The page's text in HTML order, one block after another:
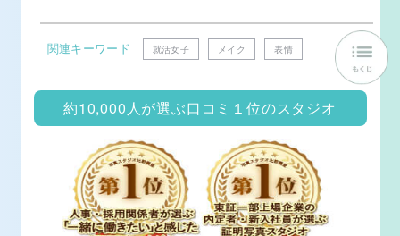
関連キーワード 就活女子 メイク 表情
約10,000人が選ぶ口コミ１位のスタジオ